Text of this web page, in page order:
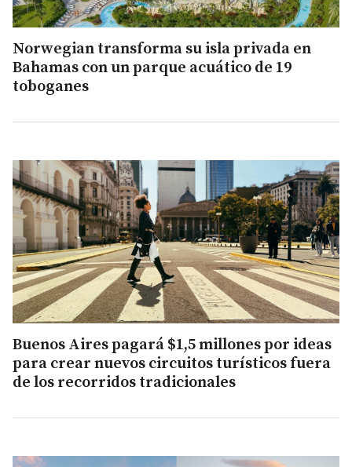
Norwegian transforma su isla privada en
Bahamas con un parque acuático de 19
toboganes
Buenos Aires pagará $1,5 millones por ideas
para crear nuevos circuitos turísticos fuera
de los recorridos tradicionales